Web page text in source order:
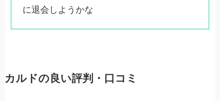
に退会しようかな
カルドの良い評判・口コミ